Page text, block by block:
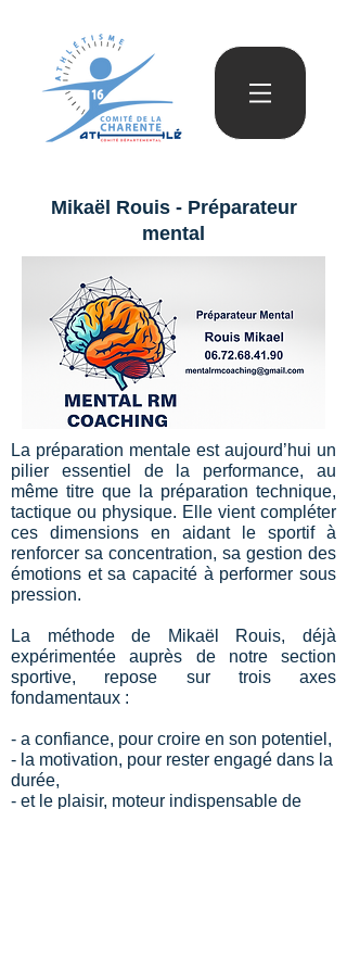
Mikaël Rouis - Préparateur
mental
La préparation mentale est aujourd’hui un
pilier essentiel de la performance, au
même titre que la préparation technique,
tactique ou physique. Elle vient compléter
ces dimensions en aidant le sportif à
renforcer sa concentration, sa gestion des
émotions et sa capacité à performer sous
pression.
La méthode de Mikaël Rouis, déjà
expérimentée auprès de notre section
sportive, repose sur trois axes
fondamentaux :
- a confiance, pour croire en son potentiel,
- la motivation, pour rester engagé dans la
durée,
- et le plaisir, moteur indispensable de